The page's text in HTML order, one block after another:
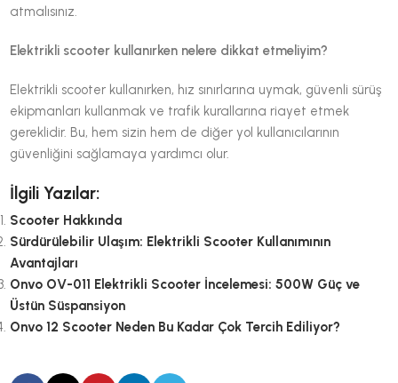
atmalısınız.
Elektrikli scooter kullanırken nelere dikkat etmeliyim?
Elektrikli scooter kullanırken, hız sınırlarına uymak, güvenli sürüş
ekipmanları kullanmak ve trafik kurallarına riayet etmek
gereklidir. Bu, hem sizin hem de diğer yol kullanıcılarının
güvenliğini sağlamaya yardımcı olur.
İlgili Yazılar:
Scooter Hakkında
Sürdürülebilir Ulaşım: Elektrikli Scooter Kullanımının
Avantajları
Onvo OV-011 Elektrikli Scooter İncelemesi: 500W Güç ve
Üstün Süspansiyon
Onvo 12 Scooter Neden Bu Kadar Çok Tercih Ediliyor?